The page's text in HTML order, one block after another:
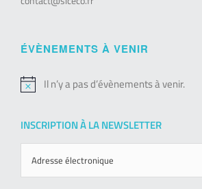
ÉVÈNEMENTS À VENIR
Notice
Il n’y a pas d’évènements à venir.
INSCRIPTION À LA NEWSLETTER